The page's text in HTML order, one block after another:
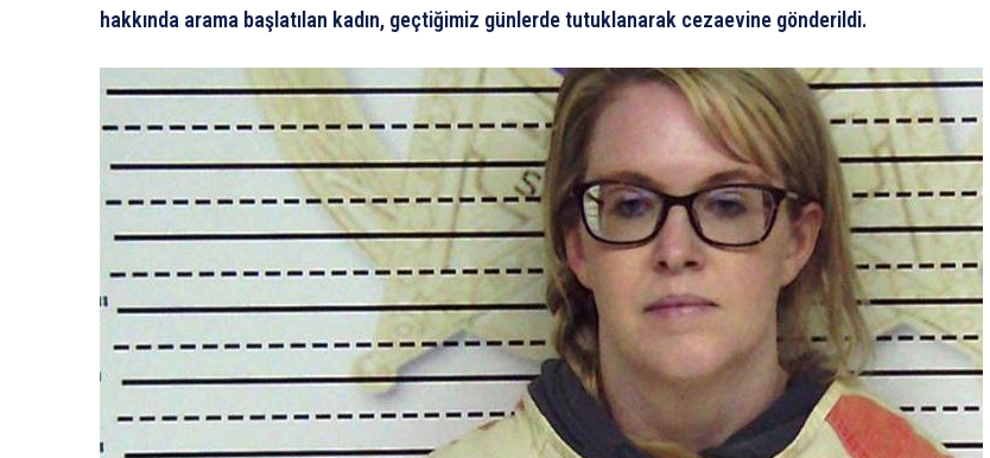
hakkında arama başlatılan kadın, geçtiğimiz günlerde tutuklanarak cezaevine gönderildi.